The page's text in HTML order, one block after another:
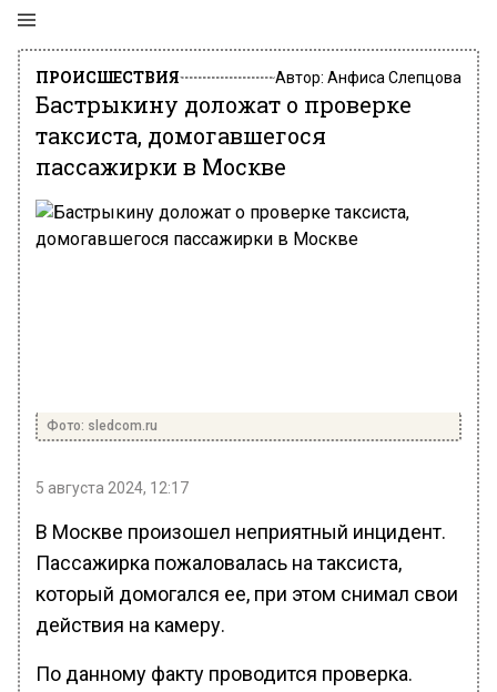
ПРОИСШЕСТВИЯ Автор: Анфиса Слепцова
Бастрыкину доложат о проверке
таксиста, домогавшегося
пассажирки в Москве
Фото: sledcom.ru
5 августа 2024, 12:17
В Москве произошел неприятный инцидент.
Пассажирка пожаловалась на таксиста,
который домогался ее, при этом снимал свои
действия на камеру.
По данному факту проводится проверка.